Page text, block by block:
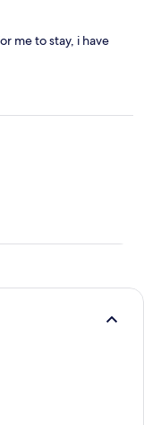
me to stay, i have